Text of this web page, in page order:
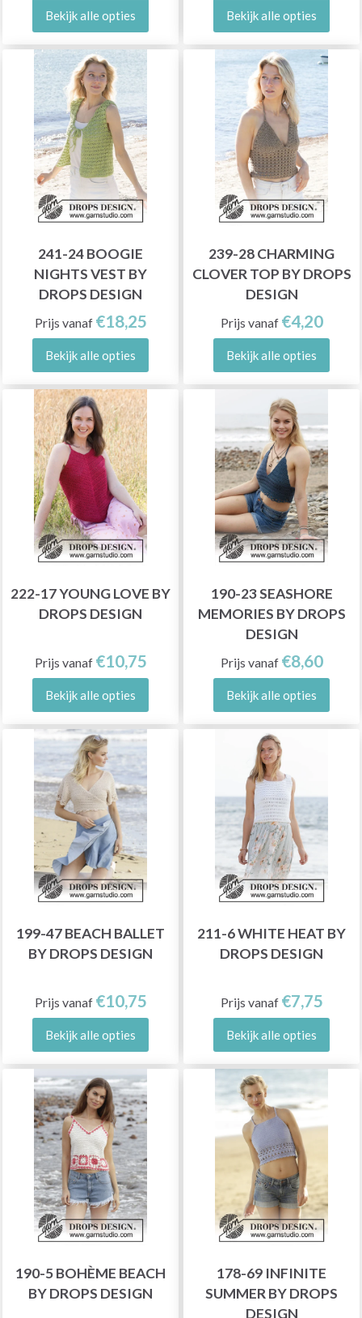
Bekijk alle opties Bekijk alle opties
241-24 BOOGIE
NIGHTS VEST BY
DROPS DESIGN
Prijs vanaf €18,25
Bekijk alle opties
239-28 CHARMING
CLOVER TOP BY DROPS
DESIGN
Prijs vanaf €4,20
Bekijk alle opties
222-17 YOUNG LOVE BY
DROPS DESIGN
Prijs vanaf €10,75
Bekijk alle opties
190-23 SEASHORE
MEMORIES BY DROPS
DESIGN
Prijs vanaf €8,60
Bekijk alle opties
199-47 BEACH BALLET
BY DROPS DESIGN
Prijs vanaf €10,75
Bekijk alle opties
211-6 WHITE HEAT BY
DROPS DESIGN
Prijs vanaf €7,75
Bekijk alle opties
190-5 BOHÈME BEACH
BY DROPS DESIGN
178-69 INFINITE
SUMMER BY DROPS
DESIGN